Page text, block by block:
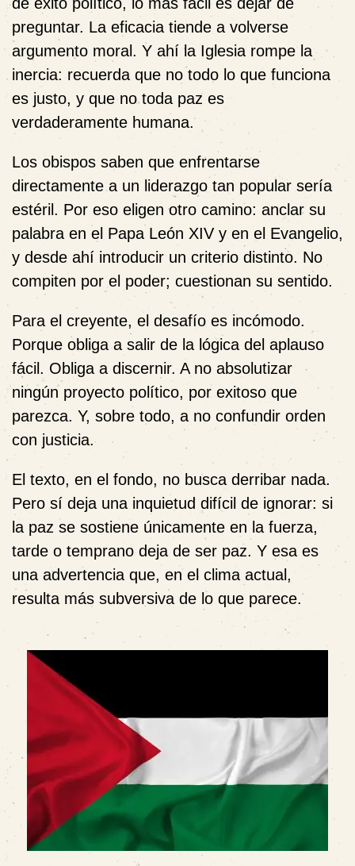
preguntar. La eficacia tiende a volverse
argumento moral. Y ahí la Iglesia rompe la
inercia: recuerda que no todo lo que funciona
es justo, y que no toda paz es
verdaderamente humana.
Los obispos saben que enfrentarse
directamente a un liderazgo tan popular sería
estéril. Por eso eligen otro camino: anclar su
palabra en el Papa León XIV y en el Evangelio,
y desde ahí introducir un criterio distinto. No
compiten por el poder; cuestionan su sentido.
Para el creyente, el desafío es incómodo.
Porque obliga a salir de la lógica del aplauso
fácil. Obliga a discernir. A no absolutizar
ningún proyecto político, por exitoso que
parezca. Y, sobre todo, a no confundir orden
con justicia.
El texto, en el fondo, no busca derribar nada.
Pero sí deja una inquietud difícil de ignorar: si
la paz se sostiene únicamente en la fuerza,
tarde o temprano deja de ser paz. Y esa es
una advertencia que, en el clima actual,
resulta más subversiva de lo que parece.